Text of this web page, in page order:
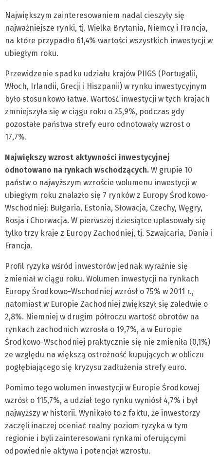
Największym zainteresowaniem nadal cieszyły się
najważniejsze rynki, tj. Wielka Brytania, Niemcy i Francja,
na które przypadło 61,4% wartości wszystkich inwestycji w
ubiegłym roku.
Przewidzenie spadku udziału krajów PIIGS (Portugalii,
Włoch, Irlandii, Grecji i Hiszpanii) w rynku inwestycyjnym
było stosunkowo łatwe. Wartość inwestycji w tych krajach
zmniejszyła się w ciągu roku o 25,9%, podczas gdy
pozostałe państwa strefy euro odnotowały wzrost o
17,7%.
Największy wzrost aktywności inwestycyjnej
odnotowano na rynkach wschodzących. W grupie 10
państw o najwyższym wzroście wolumenu inwestycji w
ubiegłym roku znalazło się 7 rynków z Europy Środkowo-
Wschodniej: Bułgaria, Estonia, Słowacja, Czechy, Węgry,
Rosja i Chorwacja. W pierwszej dziesiątce uplasowały się
tylko trzy kraje z Europy Zachodniej, tj. Szwajcaria, Dania i
Francja.
Profil ryzyka wśród inwestorów jednak wyraźnie się
zmieniał w ciągu roku. Wolumen inwestycji na rynkach
Europy Środkowo-Wschodniej wzrósł o 75% w 2011 r.,
natomiast w Europie Zachodniej zwiększył się zaledwie o
2,8%. Niemniej w drugim półroczu wartość obrotów na
rynkach zachodnich wzrosła o 19,7%, a w Europie
Środkowo-Wschodniej praktycznie się nie zmieniła (0,1%)
ze względu na większą ostrożność kupujących w obliczu
pogłębiającego się kryzysu zadłużenia strefy euro.
Pomimo tego wolumen inwestycji w Europie Środkowej
wzrósł o 115,7%, a udział tego rynku wyniósł 4,7% i był
najwyższy w historii. Wynikało to z faktu, że inwestorzy
zaczęli inaczej oceniać realny poziom ryzyka w tym
regionie i byli zainteresowani rynkami oferującymi
odpowiednie aktywa i potencjał wzrostu.